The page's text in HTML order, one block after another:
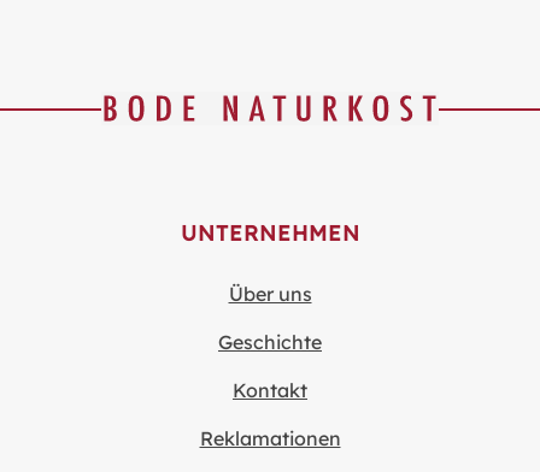
UNTERNEHMEN
Über uns
Geschichte
Kontakt
Reklamationen